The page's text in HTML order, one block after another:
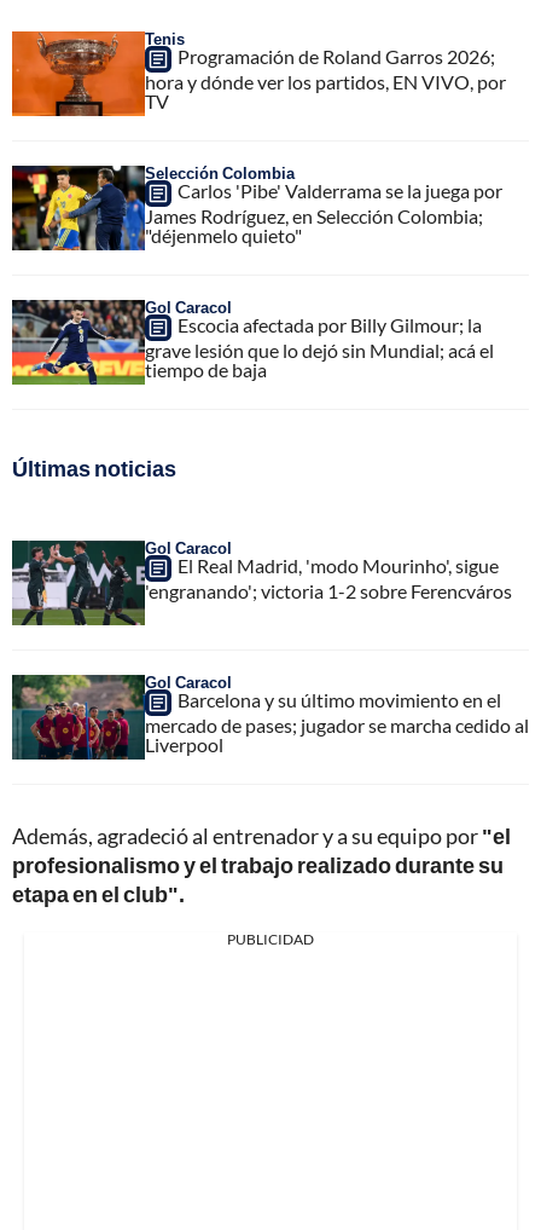
Tenis
Programación de Roland Garros 2026;
hora y dónde ver los partidos, EN VIVO, por
TV
Selección Colombia
Carlos 'Pibe' Valderrama se la juega por
James Rodríguez, en Selección Colombia;
"déjenmelo quieto"
Gol Caracol
Escocia afectada por Billy Gilmour; la
grave lesión que lo dejó sin Mundial; acá el
tiempo de baja
Últimas noticias
Gol Caracol
El Real Madrid, 'modo Mourinho', sigue
'engranando'; victoria 1-2 sobre Ferencváros
Gol Caracol
Barcelona y su último movimiento en el
mercado de pases; jugador se marcha cedido al
Liverpool
Además, agradeció al entrenador y a su equipo por"el
profesionalismo y el trabajo realizado durante su
etapa en el club".
PUBLICIDAD